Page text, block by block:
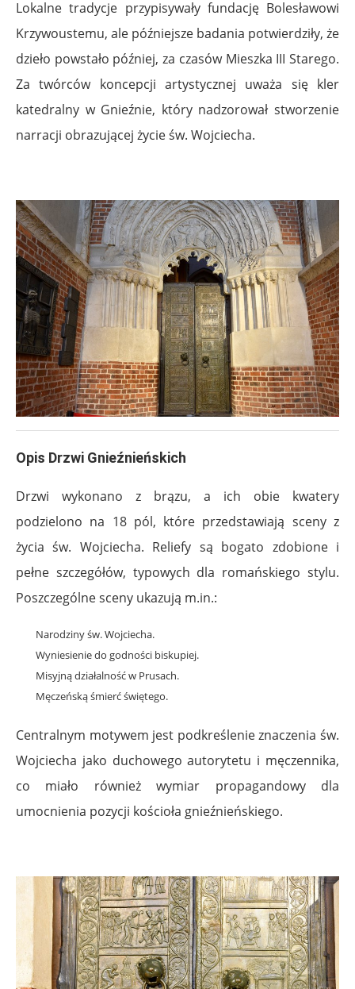
Lokalne tradycje przypisywały fundację Bolesławowi
Krzywoustemu, ale późniejsze badania potwierdziły, że
dzieło powstało później, za czasów Mieszka III Starego.
Za twórców koncepcji artystycznej uważa się kler
katedralny w Gnieźnie, który nadzorował stworzenie
narracji obrazującej życie św. Wojciecha.
Opis Drzwi Gnieźnieńskich
Drzwi wykonano z brązu, a ich obie kwatery
podzielono na 18 pól, które przedstawiają sceny z
życia św. Wojciecha. Reliefy są bogato zdobione i
pełne szczegółów, typowych dla romańskiego stylu.
Poszczególne sceny ukazują m.in.:
Narodziny św. Wojciecha.
Wyniesienie do godności biskupiej.
Misyjną działalność w Prusach.
Męczeńską śmierć świętego.
Centralnym motywem jest podkreślenie znaczenia św.
Wojciecha jako duchowego autorytetu i męczennika,
co miało również wymiar propagandowy dla
umocnienia pozycji kościoła gnieźnieńskiego.